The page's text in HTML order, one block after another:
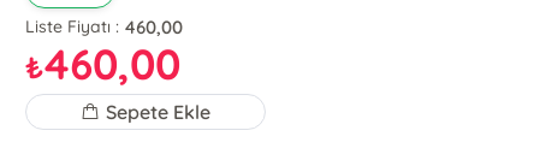
Liste Fiyatı : 460,00
₺460,00
Sepete Ekle